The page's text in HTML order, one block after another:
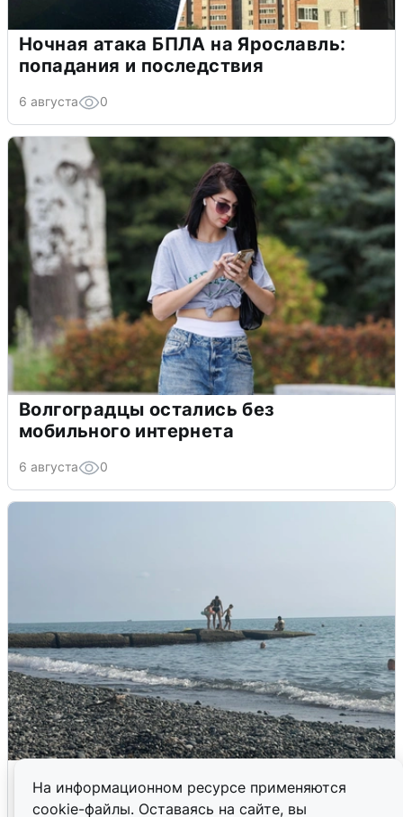
На информационном ресурсе применяются
cookie-файлы. Оставаясь на сайте, вы
Ночная атака БПЛА на Ярославль:
попадания и последствия
6 августа 0
Волгоградцы остались без
мобильного интернета
6 августа 0
6 августа 0